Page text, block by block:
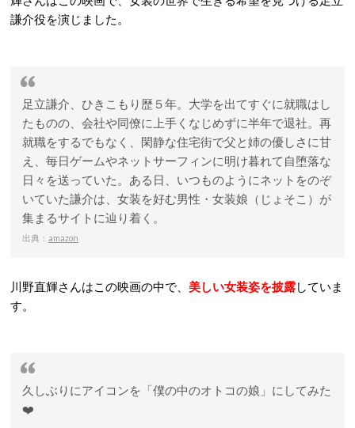
謙介役を演じました。
足立謙介、ひきこもり歴５年。大学を出てすぐに就職はし
たものの、会社や同僚に上手くなじめずに半年で退社。再
就職をするでもなく、閑静な住宅街で父と姉の優しさに甘
え、毎日ゲームやネットサーフィンに明け暮れて自堕落な
日々を送っていた。ある日、いつものようにネットをのぞ
いていた謙介は、女装を好む男性・女装娘（じょそこ）が
集まるサイトに辿り着く。
出典： amazon
川野直輝さんはこの映画の中で、 美しい女装姿を披露していま
す。
久しぶりにアイコンを「僕の中のオトコの娘」にしてみた
❤️